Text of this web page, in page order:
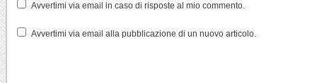
Avvertimi via email in caso di risposte al mio commento.
Avvertimi via email alla pubblicazione di un nuovo articolo.